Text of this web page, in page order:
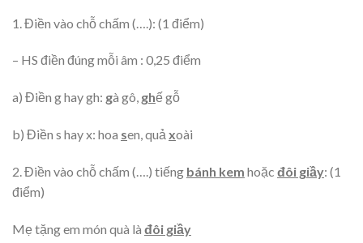
1. Điền vào chỗ chấm (….): (1 điểm)
– HS điền đúng mỗi âm : 0,25 điểm
a) Điền g hay gh: gà gô, ghế gỗ
b) Điền s hay x: hoa sen, quả xoài
2. Điền vào chỗ chấm (….) tiếng bánh kem hoặc đôi giầy: (1
điểm)
Mẹ tặng em món quà là đôi giầy